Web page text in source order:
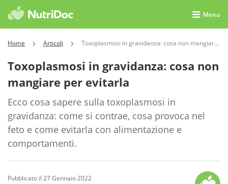
Menu
Home Articoli Toxoplasmosi in gravidanza: cosa non mangiare per evitarla
Toxoplasmosi in gravidanza: cosa non
mangiare per evitarla
Ecco cosa sapere sulla toxoplasmosi in
gravidanza: come si contrae, cosa provoca nel
feto e come evitarla con alimentazione e
comportamenti.
Pubblicato il 27 Gennaio 2022